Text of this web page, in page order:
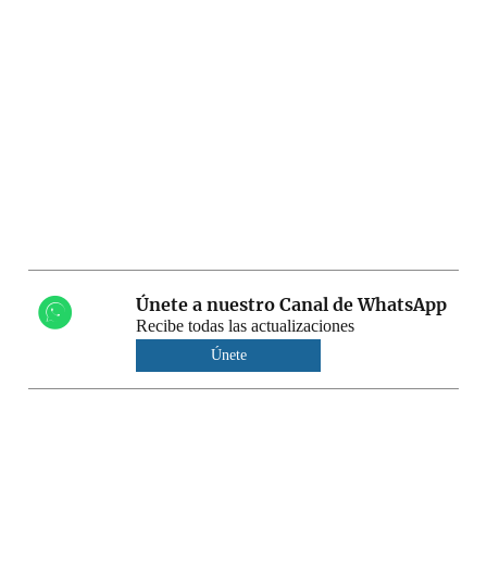
Únete a nuestro Canal de WhatsApp
Recibe todas las actualizaciones
Únete